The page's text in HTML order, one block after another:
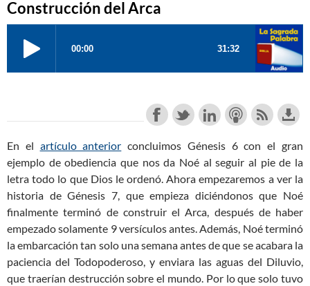
Construcción del Arca
En el artículo anterior concluimos Génesis 6con el gran
ejemplo de obediencia que nos da Noé al seguir al pie de la
letra todo lo que Dios le ordenó. Ahora empezaremos a ver la
historia de Génesis 7, que empieza diciéndonos que Noé
finalmente terminó de construir el Arca, después de haber
empezado solamente 9 versículos antes. Además, Noé terminó
la embarcación tan solo una semana antes de que se acabara la
paciencia del Todopoderoso, y enviara las aguas del Diluvio,
que traerían destrucción sobre el mundo. Por lo que solo tuvo